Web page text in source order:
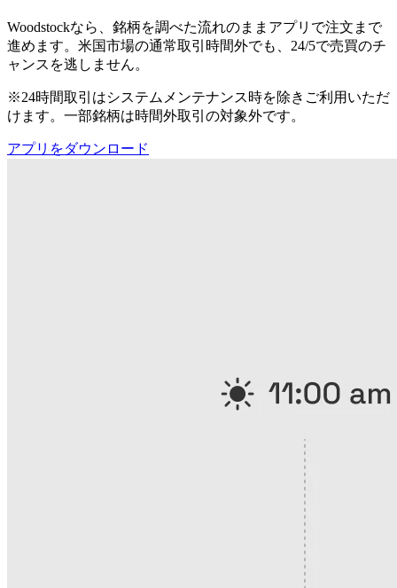
Woodstockなら、銘柄を調べた流れのままアプリで注文まで
進めます。米国市場の通常取引時間外でも、24/5で売買のチ
ャンスを逃しません。
※24時間取引はシステムメンテナンス時を除きご利用いただ
けます。一部銘柄は時間外取引の対象外です。
アプリをダウンロード